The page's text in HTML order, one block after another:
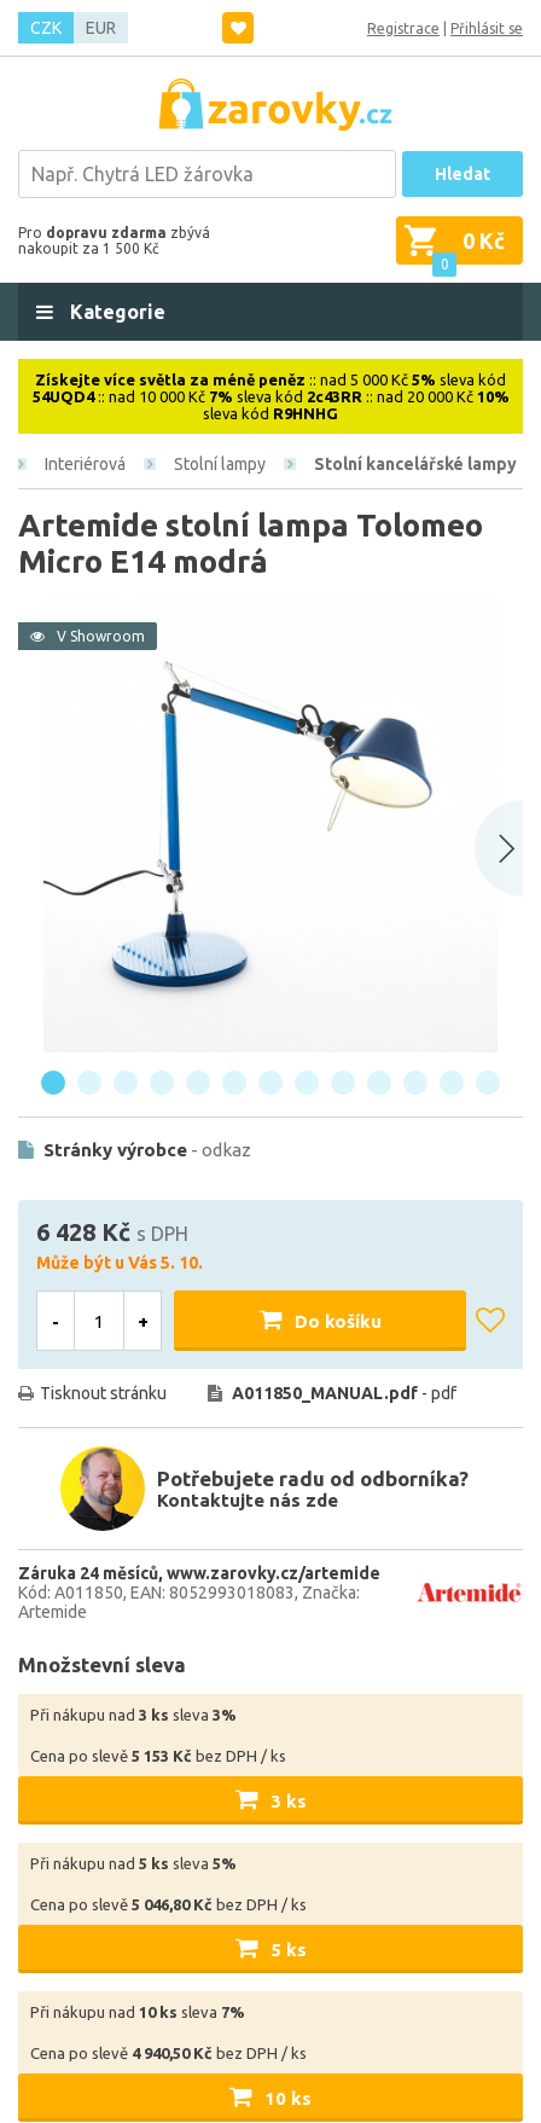
CZK EUR Registrace Přihlásit se
Hledat
Pro dopravu zdarma zbývá
nakoupit za 1 500 Kč
0
0 Kč
Kategorie
Získejte více světla za méně peněz :: nad 5 000 Kč 5% sleva kód
54UQD4:: nad 10 000 Kč 7% sleva kód 2c43RR :: nad 20 000 Kč 10%
sleva kód R9HNHG
Interiérová Stolní lampy Stolní kancelářské lampy
Artemide stolní lampa Tolomeo
Micro E14 modrá
V Showroom
Stránky výrobce - odkaz
6 428 Kč s DPH
Může být u Vás 5. 10.
- + Do košíku
Tisknout stránku A011850_MANUAL.pdf - pdf
Potřebujete radu od odborníka?
Kontaktujte nás zde
Záruka 24 měsíců www.zarovky.cz/artemide
Kód: A011850 EAN: 8052993018083 Značka:
Artemide
Množstevní sleva
Při nákupu nad 3 ks sleva 3%
Cena po slevě 5 153 Kč bez DPH / ks
3 ks
Při nákupu nad 5 ks sleva 5%
Cena po slevě 5 046,80 Kč bez DPH / ks
5 ks
Při nákupu nad 10 ks sleva 7%
Cena po slevě 4 940,50 Kč bez DPH / ks
10 ks